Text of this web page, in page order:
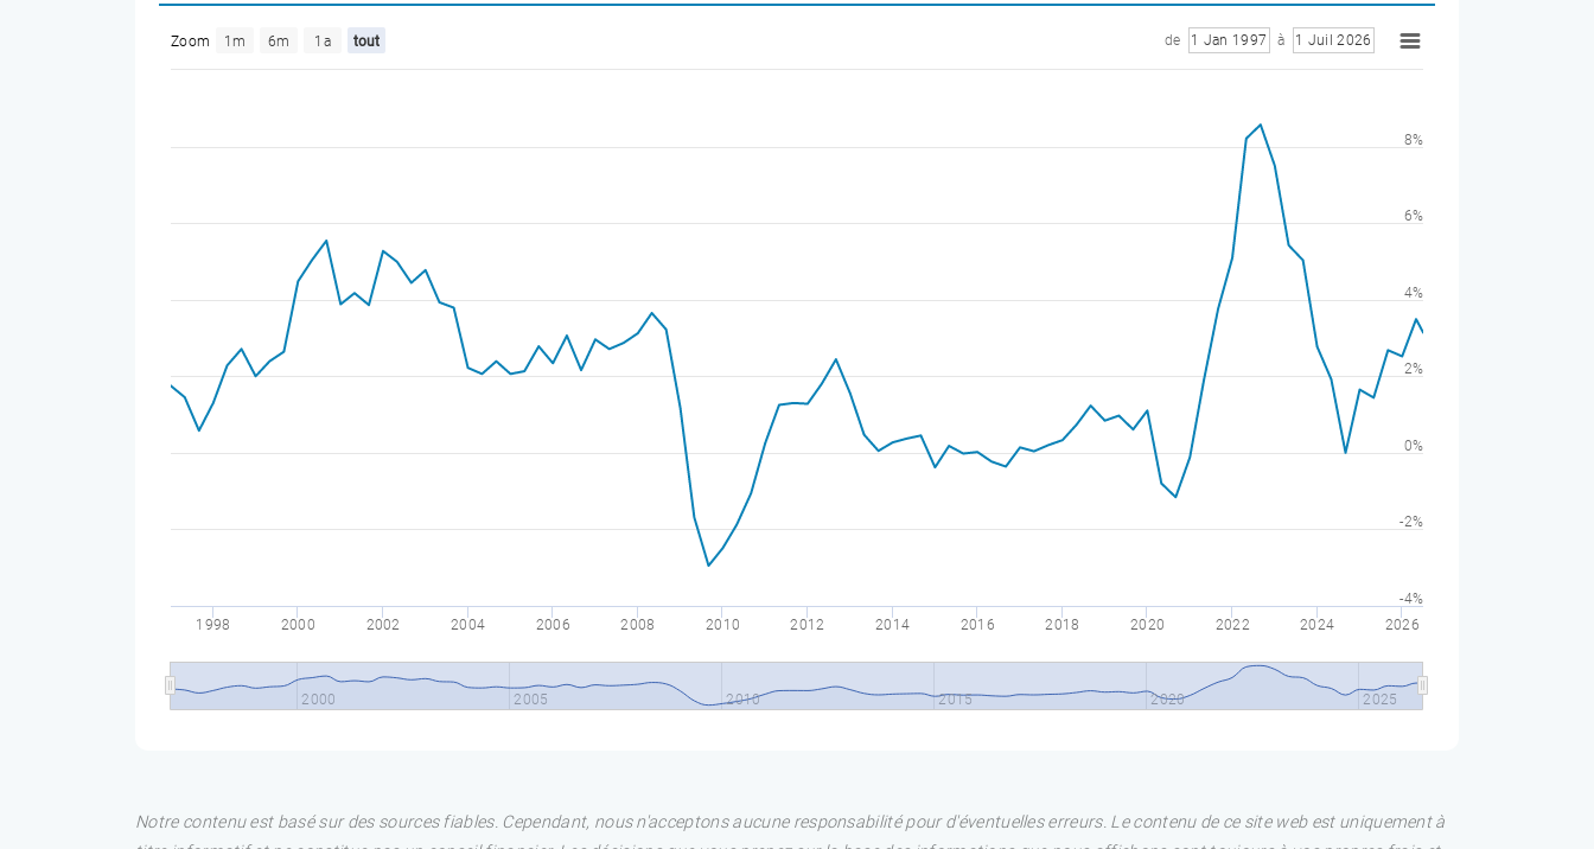
Zoom 1m 6m 1a tout de 1 Jan 1997 à 1 Juil 2026
1998 2000 2002 2004 2006 2008 2010 2012 2014 2016 2018 2020 2022 2024 2026
2000 2005 2010 2015 2020 2025
-4%
-2%
0%
2%
4%
6%
8%
Notre contenu est basé sur des sources fiables. Cependant, nous n'acceptons aucune responsabilité pour d'éventuelles erreurs. Le contenu de ce site web est uniquement à